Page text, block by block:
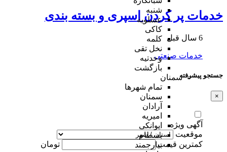
شنبه
عسلویه
کاکی
کلمه
نخل تقی
وحدتیه
بازگشت
سمنان
تمام شهر‌ها
سمنان
آرادان
امیریه
ایوانکی
بسطام
بیارجمند
خدمات پر کردن اسپری و بسته بندی
6 سال قبل
خدمات صنعتی
جستجو پیشرفته
×
آگهی ویژه
موقعیت
کمترین قیمت
تومان